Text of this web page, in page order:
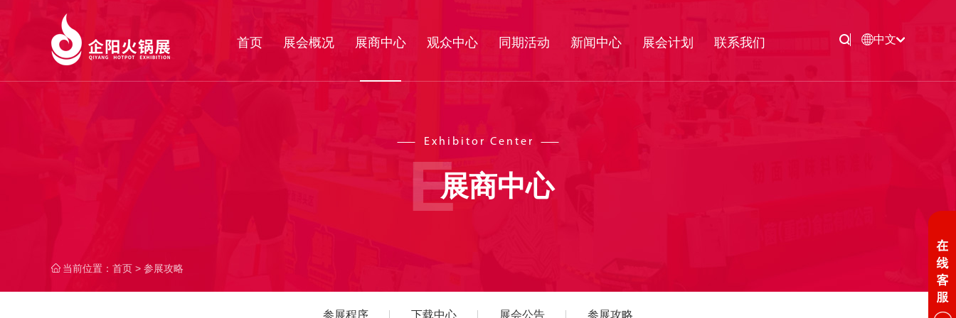
首页 展会概况 展商中心 观众中心 同期活动 新闻中心 展会计划 联系我们 中文
Exhibitor Center
展商中心
当前位置： 首页 > 参展攻略
参展程序 下载中心 展会公告 参展攻略